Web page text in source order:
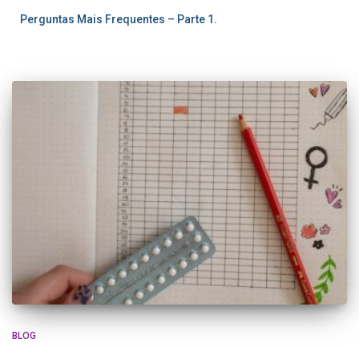
Perguntas Mais Frequentes – Parte 1.
BLOG